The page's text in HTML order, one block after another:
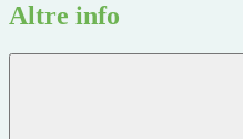
Altre info